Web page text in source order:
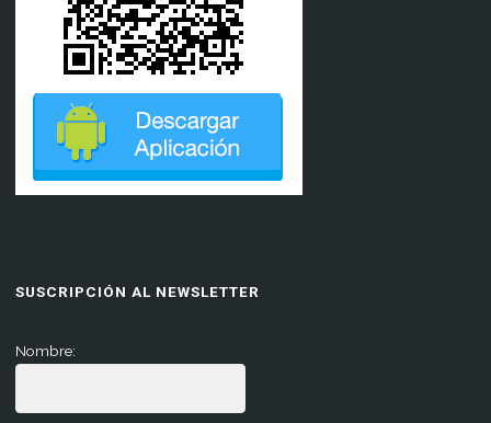
SUSCRIPCIÓN AL NEWSLETTER
Nombre: